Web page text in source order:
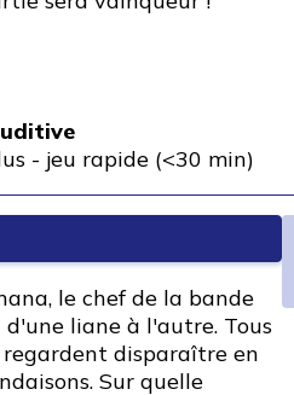
- jeu rapide (<30 min)
le chef de la bande
d'une liane à l'autre. Tous
regardent disparaître en
Sur quelle